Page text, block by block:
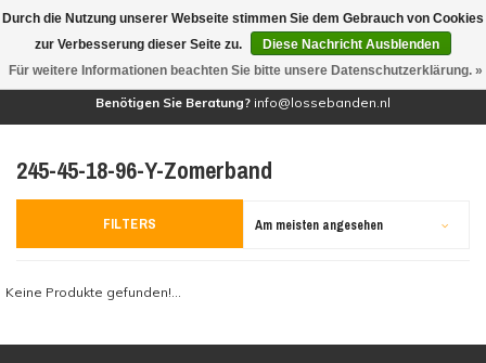
(0)
Benötigen Sie Beratung? info@lossebanden.nl
245-45-18-96-Y-Zomerband
FILTERS Am meisten angesehen
Keine Produkte gefunden!...
Durch die Nutzung unserer Webseite stimmen Sie dem Gebrauch von Cookies
zur Verbesserung dieser Seite zu.
Diese Nachricht Ausblenden
Für weitere Informationen beachten Sie bitte unsere Datenschutzerklärung. »